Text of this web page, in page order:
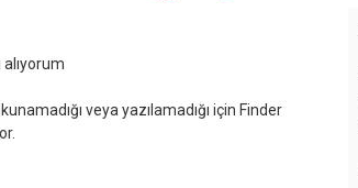
veya yazılamadığı için Finder